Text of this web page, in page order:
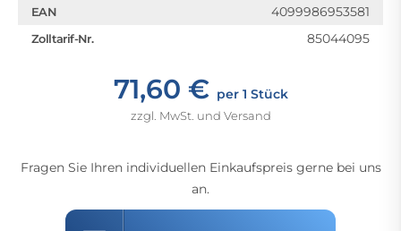
EAN 4099986953581
Zolltarif-Nr. 85044095
71,60 € per 1 Stück
zzgl. MwSt. und Versand
Fragen Sie Ihren individuellen Einkaufspreis gerne bei uns
an.